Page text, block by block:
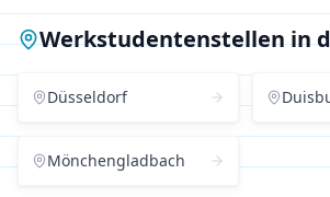
Werkstudentenstellen in
Düsseldorf
Mönchengladbach